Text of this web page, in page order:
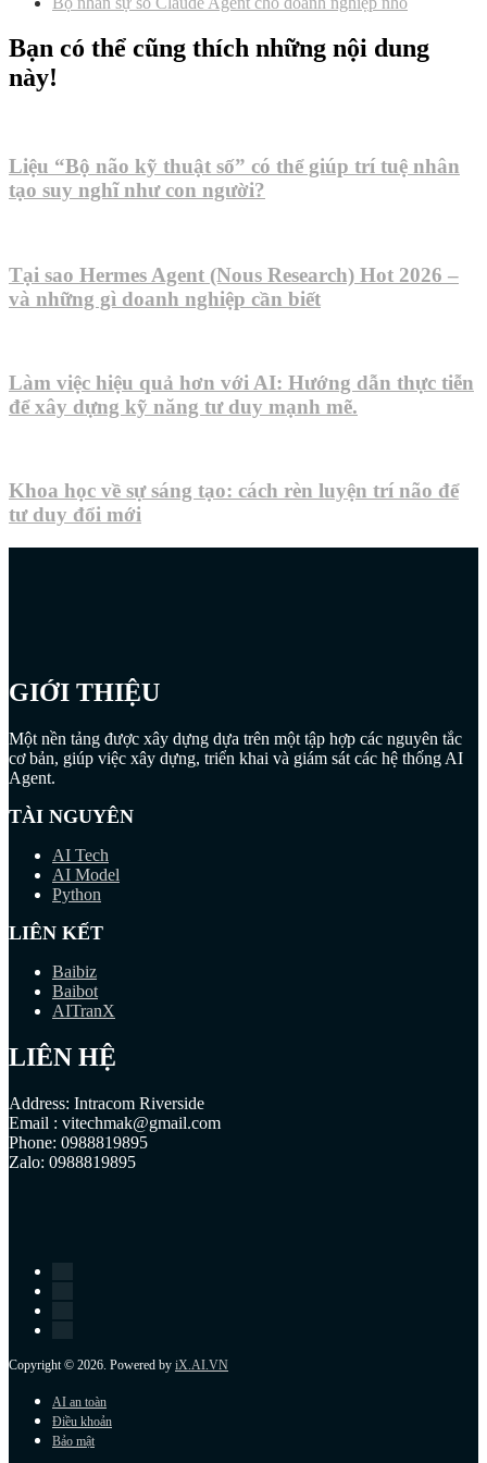
Bạn có thể cũng thích những nội dung
này!
Liệu “Bộ não kỹ thuật số” có thể giúp trí tuệ nhân
tạo suy nghĩ như con người?
Tại sao Hermes Agent (Nous Research) Hot 2026 –
và những gì doanh nghiệp cần biết
Làm việc hiệu quả hơn với AI: Hướng dẫn thực tiễn
để xây dựng kỹ năng tư duy mạnh mẽ.
Khoa học về sự sáng tạo: cách rèn luyện trí não để
tư duy đổi mới
GIỚI THIỆU
Một nền tảng được xây dựng dựa trên một tập hợp các nguyên tắc
cơ bản, giúp việc xây dựng, triển khai và giám sát các hệ thống AI
Agent.
TÀI NGUYÊN
AI Tech
AI Model
Python
LIÊN KẾT
Baibiz
Baibot
AITranX
LIÊN HỆ
Address: Intracom Riverside
Email : vitechmak@gmail.com
Phone: 0988819895
Zalo: 0988819895
Copyright © 2026. Powered by iX.AI.VN
AI an toàn
Điều khoản
Bảo mật